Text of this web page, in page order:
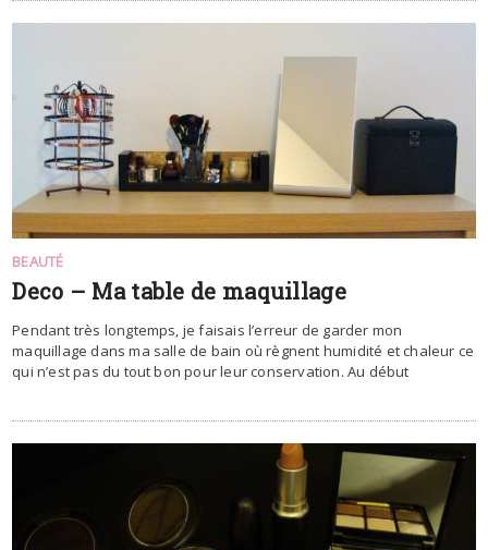
BEAUTÉ
Deco – Ma table de maquillage
Pendant très longtemps, je faisais l’erreur de garder mon
maquillage dans ma salle de bain où règnent humidité et chaleur ce
qui n’est pas du tout bon pour leur conservation. Au début